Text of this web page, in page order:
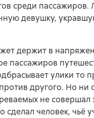
среди
девушку,
держит в
пассажиров
улики то
другого. Но ни
не совершал
сделал человек, чьё